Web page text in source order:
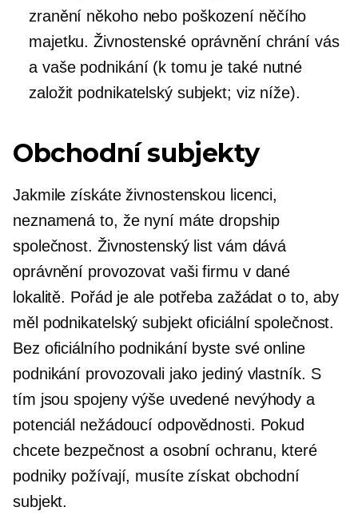
zranění někoho nebo poškození něčího
majetku. Živnostenské oprávnění chrání vás
a vaše podnikání (k tomu je také nutné
založit podnikatelský subjekt; viz níže).
Obchodní subjekty
Jakmile získáte živnostenskou licenci,
neznamená to, že nyní máte dropship
společnost. Živnostenský list vám dává
oprávnění provozovat vaši firmu v dané
lokalitě. Pořád je ale potřeba zažádat o to, aby
měl podnikatelský subjekt oficiální společnost.
Bez oficiálního podnikání byste své online
podnikání provozovali jako jediný vlastník. S
tím jsou spojeny výše uvedené nevýhody a
potenciál nežádoucí odpovědnosti. Pokud
chcete bezpečnost a osobní ochranu, které
podniky požívají, musíte získat obchodní
subjekt.